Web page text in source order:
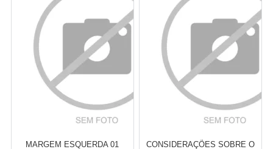
MARGEM ESQUERDA 01
CONSIDERAÇÕES SOBRE O